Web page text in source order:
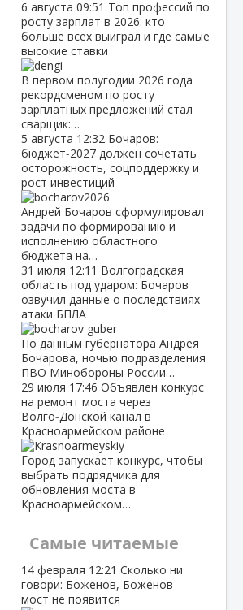
6 августа 09:51 Топ профессий по
росту зарплат в 2026: кто
больше всех выиграл и где самые
высокие ставки
В первом полугодии 2026 года
рекордсменом по росту
зарплатных предложений стал
сварщик:…
5 августа 12:32 Бочаров:
бюджет‑2027 должен сочетать
осторожность, соцподдержку и
рост инвестиций
Андрей Бочаров сформулировал
задачи по формированию и
исполнению областного
бюджета на…
31 июля 12:11 Волгоградская
область под ударом: Бочаров
озвучил данные о последствиях
атаки БПЛА
По данным губернатора Андрея
Бочарова, ночью подразделения
ПВО Минобороны России…
29 июля 17:46 Объявлен конкурс
на ремонт моста через
Волго‑Донской канал в
Красноармейском районе
Город запускает конкурс, чтобы
выбрать подрядчика для
обновления моста в
Красноармейском…
Самые читаемые
14 февраля 12:21 Сколько ни
говори: Боженов, Боженов –
мост не появится